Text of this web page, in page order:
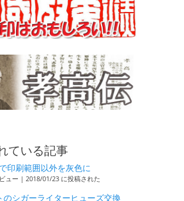
ている記事
印刷範囲以外を灰色に
ュー | 2018/01/23 に投稿された
のシガーライターヒューズ交換